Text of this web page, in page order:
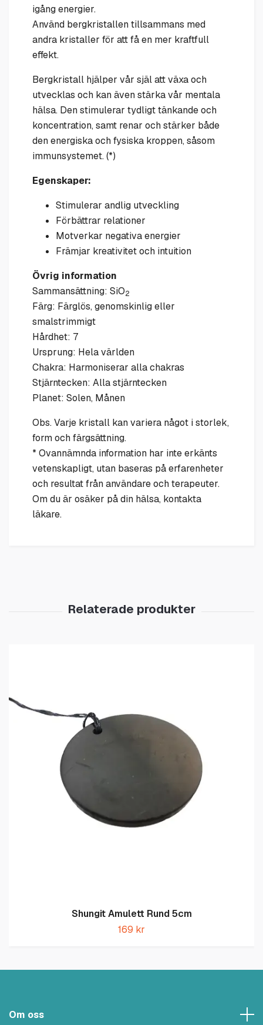
igång energier.
Använd bergkristallen tillsammans med
andra kristaller för att få en mer kraftfull
effekt.
Bergkristall hjälper vår själ att växa och
utvecklas och kan även stärka vår mentala
hälsa. Den stimulerar tydligt tänkande och
koncentration, samt renar och stärker både
den energiska och fysiska kroppen, såsom
immunsystemet. (*)
Egenskaper:
Stimulerar andlig utveckling
Förbättrar relationer
Motverkar negativa energier
Främjar kreativitet och intuition
Övrig information
Sammansättning: SiO2
Färg: Färglös, genomskinlig eller
smalstrimmigt
Hårdhet: 7
Ursprung: Hela världen
Chakra: Harmoniserar alla chakras
Stjärntecken: Alla stjärntecken
Planet: Solen, Månen
Obs. Varje kristall kan variera något i storlek,
form och färgsättning.
* Ovannämnda information har inte erkänts
vetenskapligt, utan baseras på erfarenheter
och resultat från användare och terapeuter.
Om du är osäker på din hälsa, kontakta
läkare.
Shungit Amulett Rund 5cm
169 kr
Om oss